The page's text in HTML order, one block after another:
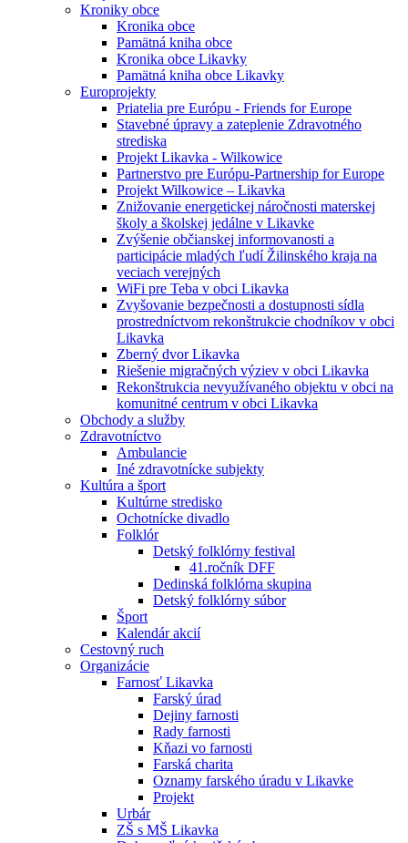
Kroniky obce
Kronika obce
Pamätná kniha obce
Kronika obce Likavky
Pamätná kniha obce Likavky
Europrojekty
Priatelia pre Európu - Friends for Europe
Stavebné úpravy a zateplenie Zdravotného
strediska
Projekt Likavka - Wilkowice
Partnerstvo pre Európu-Partnership for Europe
Projekt Wilkowice – Likavka
Znižovanie energetickej náročnosti materskej
školy a školskej jedálne v Likavke
Zvýšenie občianskej informovanosti a
participácie mladých ľudí Žilinského kraja na
veciach verejných
WiFi pre Teba v obci Likavka
Zvyšovanie bezpečnosti a dostupnosti sídla
prostredníctvom rekonštrukcie chodníkov v obci
Likavka
Zberný dvor Likavka
Riešenie migračných výziev v obci Likavka
Rekonštrukcia nevyužívaného objektu v obci na
komunitné centrum v obci Likavka
Obchody a služby
Zdravotníctvo
Ambulancie
Iné zdravotnícke subjekty
Kultúra a šport
Kultúrne stredisko
Ochotnícke divadlo
Folklór
Detský folklórny festival
41.ročník DFF
Dedinská folklórna skupina
Detský folklórny súbor
Šport
Kalendár akcií
Cestovný ruch
Organizácie
Farnosť Likavka
Farský úrad
Dejiny farnosti
Rady farnosti
Kňazi vo farnosti
Farská charita
Oznamy farského úradu v Likavke
Projekt
Urbár
ZŠ s MŠ Likavka